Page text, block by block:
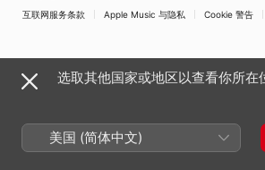
互联网服务条款
Apple Music 与隐私 Cookie 警告
选取其他国家或地区以查看你所在
美国 (简体中文)